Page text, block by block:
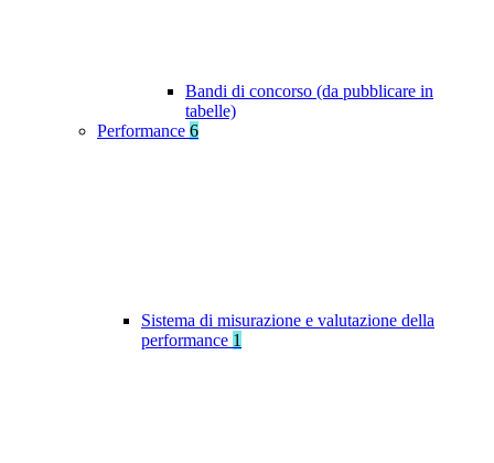
Bandi di concorso (da pubblicare in
tabelle)
Performance 6
Sistema di misurazione e valutazione della
performance 1